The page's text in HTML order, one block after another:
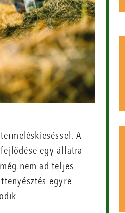
A
egy állatra
nem ad teljes
egyre